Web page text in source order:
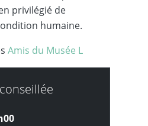
privilégié de
humaine.
Amis du Musée L